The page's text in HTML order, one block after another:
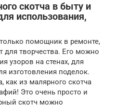
скотча в быту и
использования,
помощник в ремонте,
для творчества. Его можно
узоров на стенах, для
изготовления поделок.
как из малярного скотча
Это очень просто и
скотч можно